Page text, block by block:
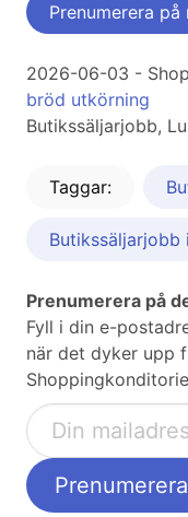
Prenumerera
2026-06-03 -
bröd utkörning
Butikssäljarjobb,
Taggar:
Butikssäljarjobb
Prenumerera på
Fyll i din e-
när det dyker upp